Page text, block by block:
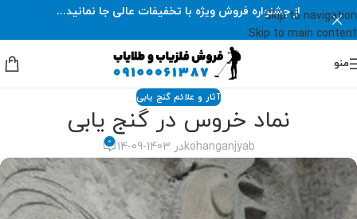
Skip to navigation
Skip to main content
از جشنواره فروش ویژه با تخفیفات عالی جا نمانید...
منو
آثار و علائم گنج یابی
نماد خروس در گنج یابی
kohanganjyabدر 1403-09-14 0